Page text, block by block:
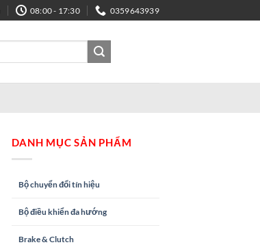
08:00 - 17:30 0359643939
DANH MỤC SẢN PHẨM
Bộ chuyển đổi tín hiệu
Bộ điều khiển đa hướng
Brake & Clutch